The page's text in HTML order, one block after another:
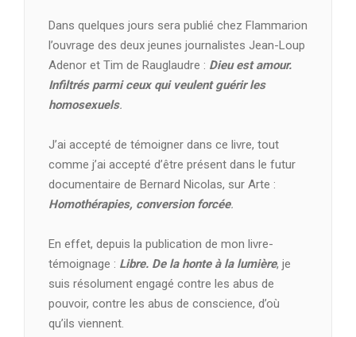
Dans quelques jours sera publié chez Flammarion
l’ouvrage des deux jeunes journalistes Jean-Loup
Adenor et Tim de Rauglaudre : Dieu est amour.
Infiltrés parmi ceux qui veulent guérir les
homosexuels.
J’ai accepté de témoigner dans ce livre, tout
comme j’ai accepté d’être présent dans le futur
documentaire de Bernard Nicolas, sur Arte :
Homothérapies, conversion forcée.
En effet, depuis la publication de mon livre-
témoignage : Libre. De la honte à la lumière, je
suis résolument engagé contre les abus de
pouvoir, contre les abus de conscience, d’où
qu’ils viennent.